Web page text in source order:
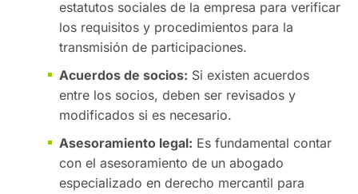
estatutos sociales de la empresa para verificar
los requisitos y procedimientos para la
transmisión de participaciones.
Acuerdos de socios: Si existen acuerdos
entre los socios, deben ser revisados y
modificados si es necesario.
Asesoramiento legal: Es fundamental contar
con el asesoramiento de un abogado
especializado en derecho mercantil para